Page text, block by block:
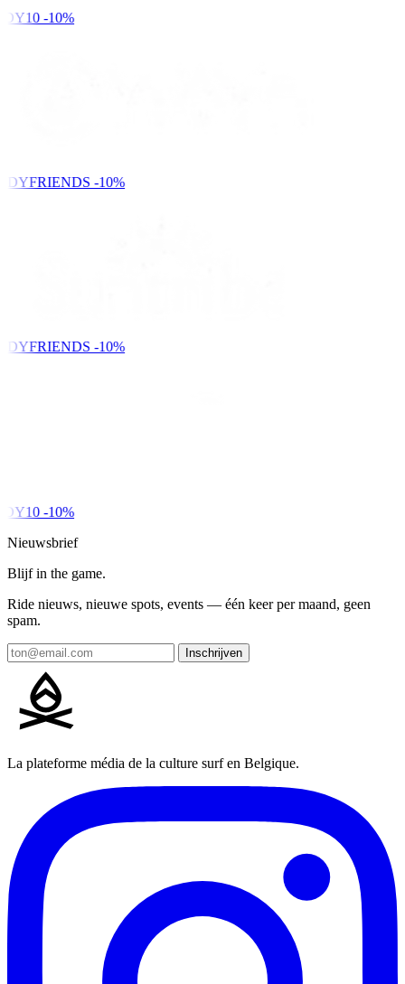
-10%
-10%
-10%
-10%
Nieuwsbrief
Blijf in the game.
Ride nieuws, nieuwe spots, events — één keer per maand, geen
spam.
Inschrijven
La plateforme média de la culture surf en Belgique.